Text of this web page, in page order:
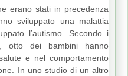
erano stati in precedenza
sviluppato una malattia
l’autismo. Secondo i
otto dei bambini hanno
e nel comportamento
In uno studio di un altro